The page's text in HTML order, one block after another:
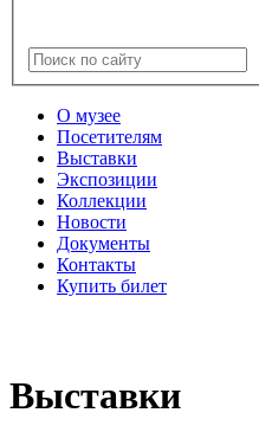
О музее
Посетителям
Выставки
Экспозиции
Коллекции
Новости
Документы
Контакты
Купить билет
Выставки